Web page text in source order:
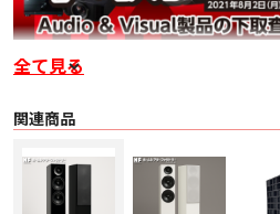
価格は常に市場最安でご案内！
217mm 幅のコンパクトな筐体に、こだわり
ーClass D アンプとHEOS Built-in、 HDMI
■ 主な特長
〇 新世代のマランツ Hi-Fi コンポーネント
Hi-Fi クオリティのハイパワーClass D アンプ
全て見る
関連商品